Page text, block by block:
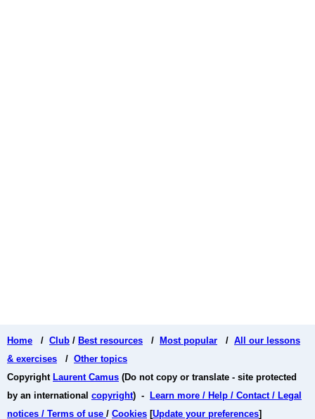
Home / Club / Best resources / Most popular / All our lessons
& exercises / Other topics
Copyright Laurent Camus (Do not copy or translate - site protected
by an international copyright) -
Learn more / Help / Contact / Legal
notices / Terms of use / Cookies [Update your preferences]